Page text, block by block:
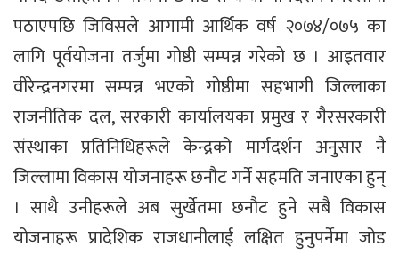
पठाएपछि जिविसले आगामी आर्थिक वर्ष २०७४/०७५ का
लागि पूर्वयोजना तर्जुमा गोष्ठी सम्पन्न गरेको छ । आइतवार
वीरेन्द्रनगरमा सम्पन्न भएको गोष्ठीमा सहभागी जिल्लाका
राजनीतिक दल, सरकारी कार्यालयका प्रमुख र गैरसरकारी
संस्थाका प्रतिनिधिहरूले केन्द्रको मार्गदर्शन अनुसार नै
जिल्लामा विकास योजनाहरू छनौट गर्ने सहमति जनाएका हुन्
। साथै उनीहरूले अब सुर्खेतमा छनौट हुने सबै विकास
योजनाहरू प्रादेशिक राजधानीलाई लक्षित हुनुपर्नेमा जोड